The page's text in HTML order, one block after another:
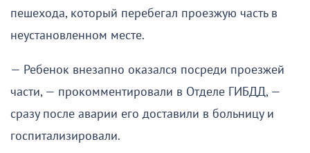
пешехода, который перебегал проезжую часть в
неустановленном месте.
— Ребенок внезапно оказался посреди проезжей
части, — прокомментировали в Отделе ГИБДД, —
сразу после аварии его доставили в больницу и
госпитализировали.